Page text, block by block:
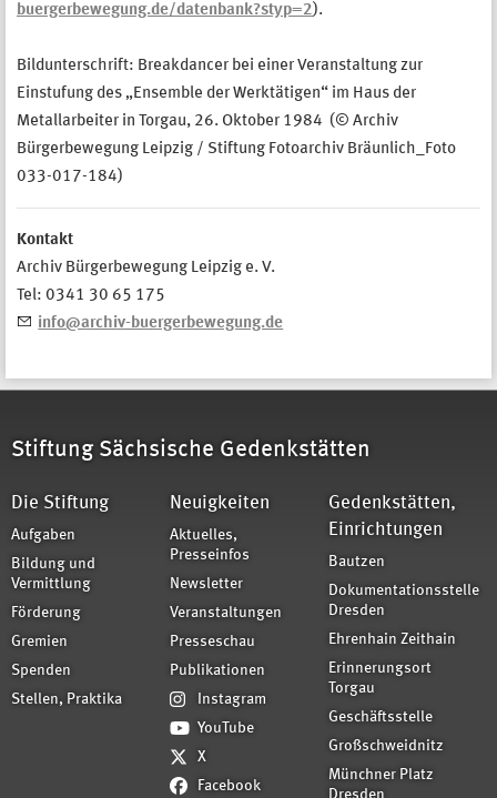
buergerbewegung.de/datenbank?styp=2).
Bildunterschrift: Breakdancer bei einer Veranstaltung zur
Einstufung des „Ensemble der Werktätigen“ im Haus der
Metallarbeiter in Torgau, 26. Oktober 1984 (© Archiv
Bürgerbewegung Leipzig / Stiftung Fotoarchiv Bräunlich_Foto
033-017-184)
Kontakt
Archiv Bürgerbewegung Leipzig e. V.
Tel: 0341 30 65 175
info@archiv-buergerbewegung.de
Stiftung Sächsische Gedenkstätten
Die Stiftung
Aufgaben
Bildung und
Vermittlung
Förderung
Gremien
Spenden
Stellen, Praktika
Neuigkeiten
Aktuelles,
Presseinfos
Newsletter
Veranstaltungen
Presseschau
Publikationen
Instagram
YouTube
X
Facebook
Gedenkstätten,
Einrichtungen
Bautzen
Dokumentationsstelle
Dresden
Ehrenhain Zeithain
Erinnerungsort
Torgau
Geschäftsstelle
Großschweidnitz
Münchner Platz